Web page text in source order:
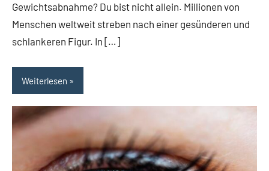
Gewichtsabnahme? Du bist nicht allein. Millionen von
Menschen weltweit streben nach einer gesünderen und
schlankeren Figur. In […]
Weiterlesen